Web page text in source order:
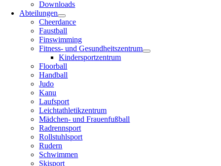
Downloads
Abteilungen
Cheerdance
Faustball
Finswimming
Fitness- und Gesundheitszentrum
Kindersportzentrum
Floorball
Handball
Judo
Kanu
Laufsport
Leichtathletikzentrum
Mädchen- und Frauenfußball
Radrennsport
Rollstuhlsport
Rudern
Schwimmen
Skisport